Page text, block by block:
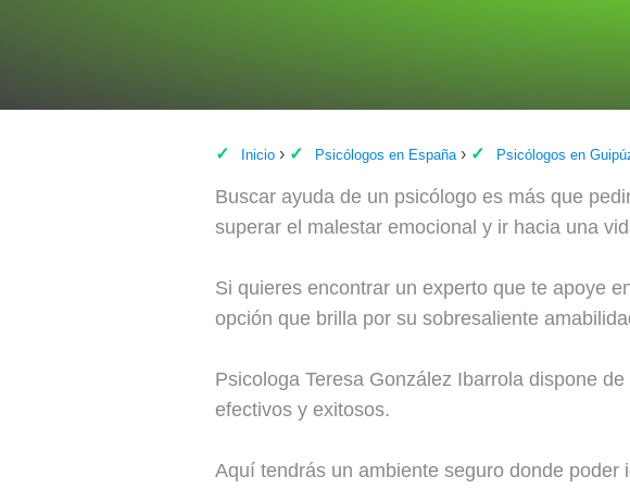
Inicio Psicólogos en España Psicólogos en
Buscar ayuda de un psicólogo es más que
superar el malestar emocional y ir hacia una
Si quieres encontrar un experto que te apoye
opción que brilla por su sobresaliente
Psicologa Teresa González Ibarrola dispone
efectivos y exitosos.
Aquí tendrás un ambiente seguro donde